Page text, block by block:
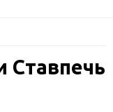
Ставпечь